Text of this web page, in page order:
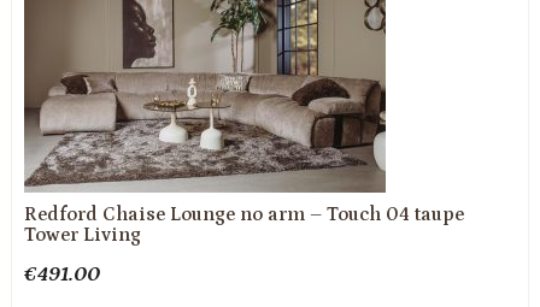
Redford Chaise Lounge no arm – Touch 04 taupe
Tower Living
€491.00